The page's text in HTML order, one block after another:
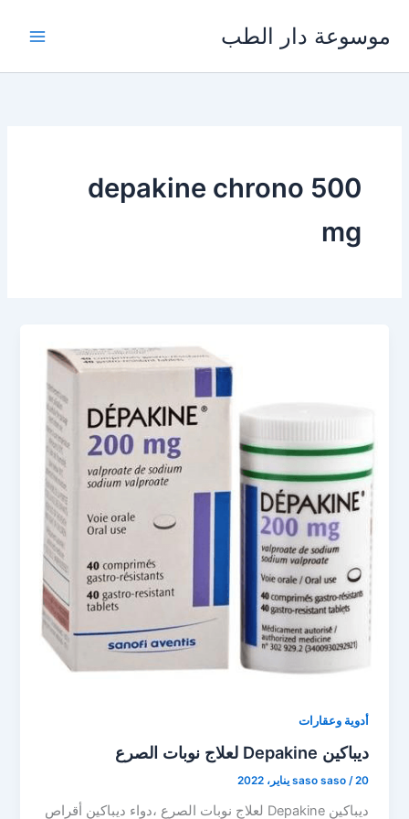
المحتوى
موسوعة دار الطب
depakine chrono 500
mg
أدوية وعقارات
ديباكين Depakine لعلاج نوبات الصرع
saso saso /20 يناير، 2022
ديباكين Depakine لعلاج نوبات الصرع ،دواء ديباكين أقراص